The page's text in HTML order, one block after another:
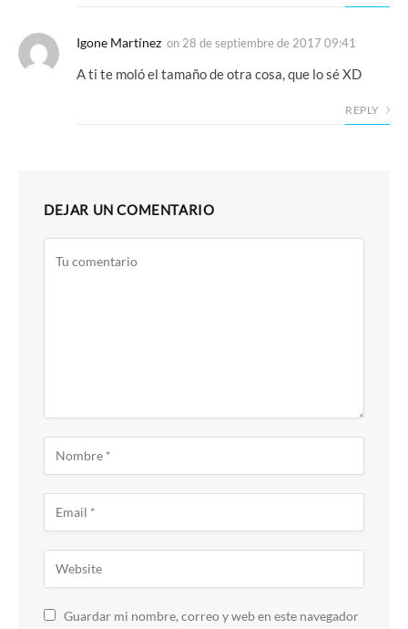
Igone Martínez on 28 de septiembre de 2017 09:41
A ti te moló el tamaño de otra cosa, que lo sé XD
REPLY
DEJAR UN COMENTARIO
Guardar mi nombre, correo y web en este navegador